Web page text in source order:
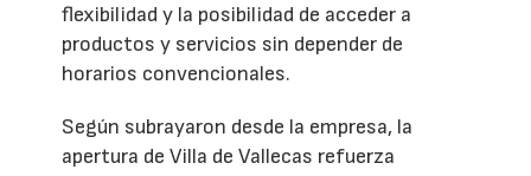
flexibilidad y la posibilidad de acceder a
productos y servicios sin depender de
horarios convencionales.
Según subrayaron desde la empresa, la
apertura de Villa de Vallecas refuerza